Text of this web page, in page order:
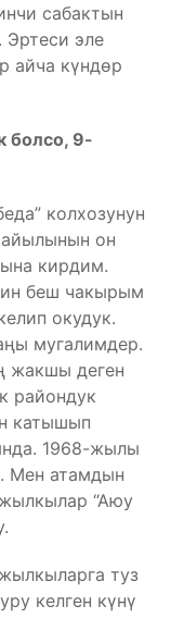
сабактын
Эртеси эле
айча күндөр
болсо, 9-
колхозунун
айылынын он
кирдим.
беш чакырым
окудук.
мугалимдер.
жакшы деген
райондук
катышып
1968-жылы
Мен атамдын
“Аюу
туз
келген күнү